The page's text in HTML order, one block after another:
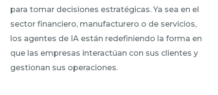
para tomar decisiones estratégicas. Ya sea en el
sector financiero, manufacturero o de servicios,
los agentes de IA están redefiniendo la forma en
que las empresas interactúan con sus clientes y
gestionan sus operaciones.